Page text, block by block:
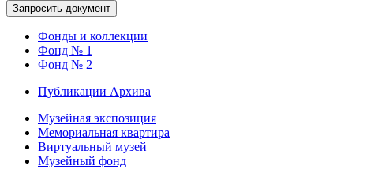
Фонды и коллекции
Фонд № 1
Фонд № 2
Публикации Архива
Музейная экспозиция
Мемориальная квартира
Виртуальный музей
Музейный фонд